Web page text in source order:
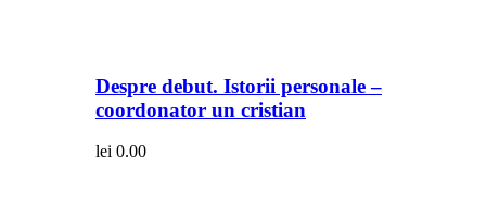
Despre debut. Istorii personale –
coordonator un cristian
lei 0.00